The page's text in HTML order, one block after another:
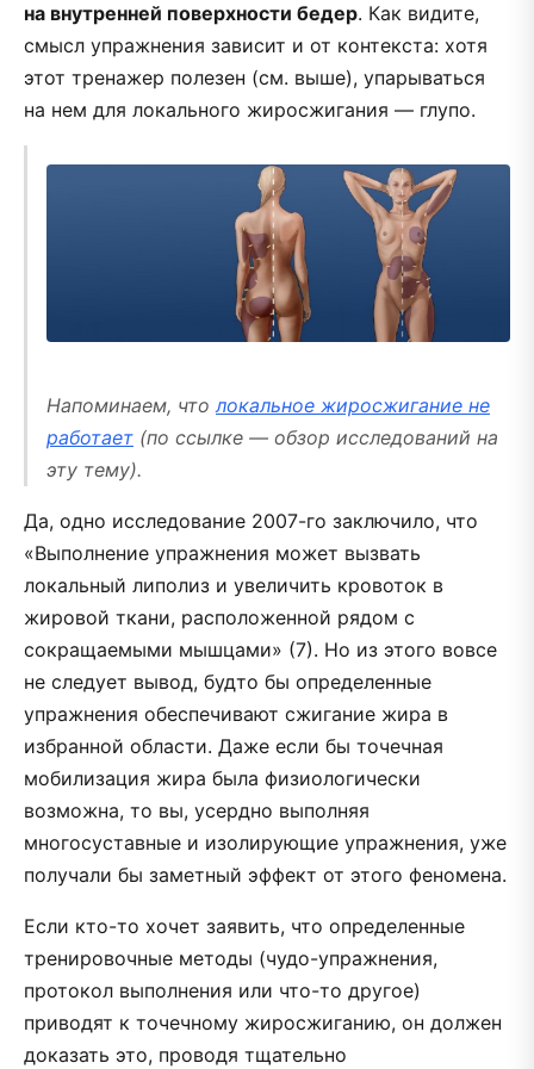
на внутренней поверхности бедер. Как видите,
смысл упражнения зависит и от контекста: хотя
этот тренажер полезен (см. выше), упарываться
на нем для локального жиросжигания — глупо.
Напоминаем, чтолокальное жиросжигание не
работает (по ссылке — обзор исследований на
эту тему).
Да, одно исследование 2007-го заключило, что
«Выполнение упражнения может вызвать
локальный липолиз и увеличить кровоток в
жировой ткани, расположенной рядом с
сокращаемыми мышцами» (7). Но из этого вовсе
не следует вывод, будто бы определенные
упражнения обеспечивают сжигание жира в
избранной области. Даже если бы точечная
мобилизация жира была физиологически
возможна, то вы, усердно выполняя
многосуставные и изолирующие упражнения, уже
получали бы заметный эффект от этого феномена.
Если кто-то хочет заявить, что определенные
тренировочные методы (чудо-упражнения,
протокол выполнения или что-то другое)
приводят к точечному жиросжиганию, он должен
доказать это, проводя тщательно